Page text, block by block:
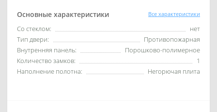
Основные характеристики Все характеристики
Со стеклом:
нет
Тип двери:
Противопожарная
Внутренняя панель:
Порошково-полимерное
Количество замков:
1
Наполнение полотна:
Негорючая плита